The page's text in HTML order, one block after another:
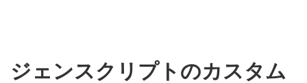
ジェンスクリプトのカスタム